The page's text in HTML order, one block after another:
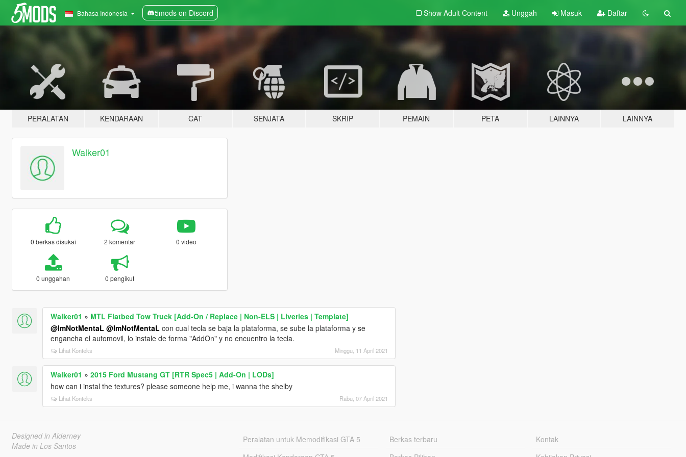
Bahasa Indonesia 5mods on Discord Show Adult Content Unggah Masuk Daftar
PERALATAN KENDARAAN CAT SENJATA SKRIP PEMAIN PETA LAINNYA LAINNYA
Walker01
0 berkas disukai 2 komentar 0 video
0 unggahan 0 pengikut
Walker01 » MTL Flatbed Tow Truck [Add-On / Replace | Non-ELS | Liveries | Template]
@ImNotMentaL @ImNotMentaL con cual tecla se baja la plataforma, se sube la plataforma y se
engancha el automovil, lo instale de forma "AddOn" y no encuentro la tecla.
Lihat Konteks Minggu, 11 April 2021
Walker01 » 2015 Ford Mustang GT [RTR Spec5 | Add-On | LODs]
how can i instal the textures? please someone help me, i wanna the shelby
Lihat Konteks Rabu, 07 April 2021
Designed in Alderney
Made in Los Santos
Peralatan untuk Memodifikasi GTA 5
Berkas terbaru
Kontak